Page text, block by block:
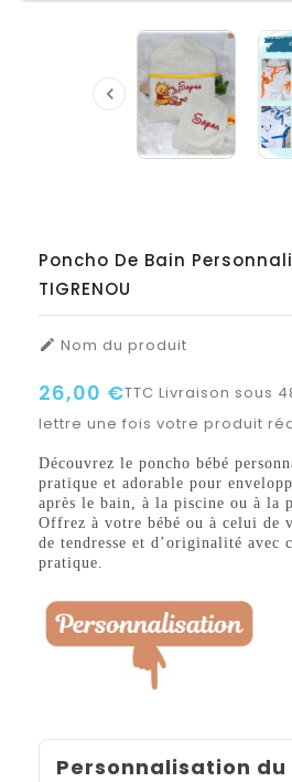

Poncho De Bain
TIGRENOU
 Nom du produit
26,00 €TTC Livraison sous
lettre une fois votre produit
Découvrez le poncho bébé
pratique et adorable pour
après le bain, à la piscine ou à la
Offrez à votre bébé ou à celui de
de tendresse et d’originalité avec
pratique.
Personnalisation